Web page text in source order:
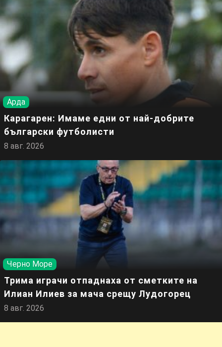
Арда
Карагарен: Имаме едни от най-добрите
български футболисти
8 авг. 2026
Черно Море
Трима играчи отпаднаха от сметките на
Илиан Илиев за мача срещу Лудогорец
8 авг. 2026